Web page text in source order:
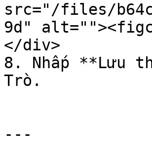
src="/files/
9d"
</div>
8. Nhấp **Lưu
Trò.
---